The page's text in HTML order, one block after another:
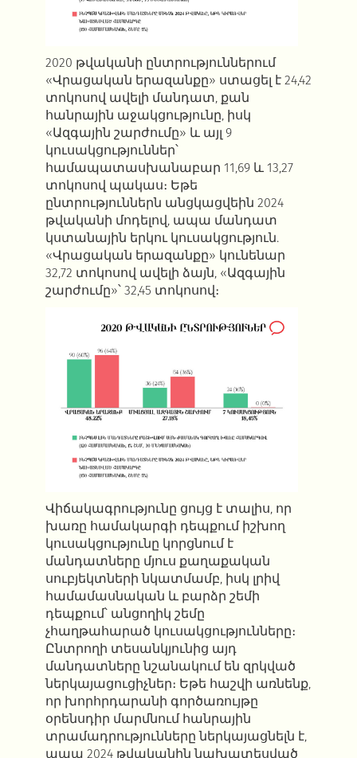
2020 թվականի ընտրություններում
«Վրացական երազանքը» ստացել է 24,42
տոկոսով ավելի մանդատ, քան
հանրային աջակցությունը, իսկ
«Ազգային շարժումը» և այլ 9
կուսակցություններ՝
համապատասխանաբար 11,69 և 13,27
տոկոսով պակաս։ Եթե
ընտրություններն անցկացվեին 2024
թվականի մոդելով, ապա մանդատ
կստանային երկու կուսակցություն.
«Վրացական երազանքը» կունենար
32,72 տոկոսով ավելի ձայն, «Ազգային
շարժումը»՝ 32,45 տոկոսով։
Վիճակագրությունը ցույց է տալիս, որ
խառը համակարգի դեպքում իշխող
կուսակցությունը կորցնում է
մանդատները մյուս քաղաքական
սուբյեկտների նկատմամբ, իսկ լրիվ
համամասնական և բարձր շեմի
դեպքում՝ անցողիկ շեմը
չհաղթահարած կուսակցությունները։
Ընտրողի տեսանկյունից այդ
մանդատները նշանակում են զրկված
ներկայացուցիչներ։ Եթե հաշվի առնենք,
որ խորհրդարանի գործառույթը
օրենսդիր մարմնում հանրային
տրամադրությունները ներկայացնելն է,
ապա 2024 թվականին նախատեսված